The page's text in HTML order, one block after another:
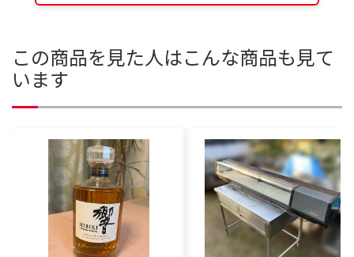
この商品を見た人はこんな商品も見て
います